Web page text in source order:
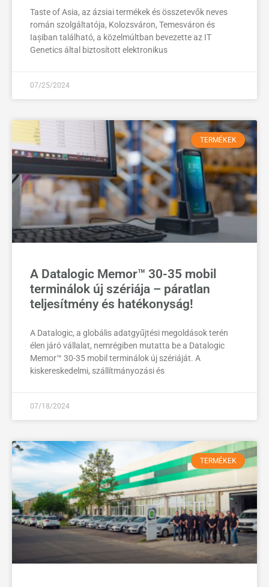
Taste of Asia, az ázsiai termékek és összetevők neves
román szolgáltatója, Kolozsváron, Temesváron és
Iașiban található, a közelmúltban bevezette az IT
Genetics által biztosított elektronikus
07/25/2024
TERMÉKEK
A Datalogic Memor™ 30-35 mobil
terminálok új szériája – páratlan
teljesítmény és hatékonyság!
A Datalogic, a globális adatgyűjtési megoldások terén
élen járó vállalat, nemrégiben mutatta be a Datalogic
Memor™ 30-35 mobil terminálok új szériáját. A
kiskereskedelmi, szállítmányozási és
07/18/2024
TERMÉKEK